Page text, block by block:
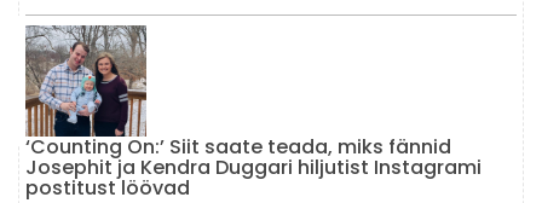
‘Counting On:’ Siit saate teada, miks fännid
Josephit ja Kendra Duggari hiljutist Instagrami
postitust löövad